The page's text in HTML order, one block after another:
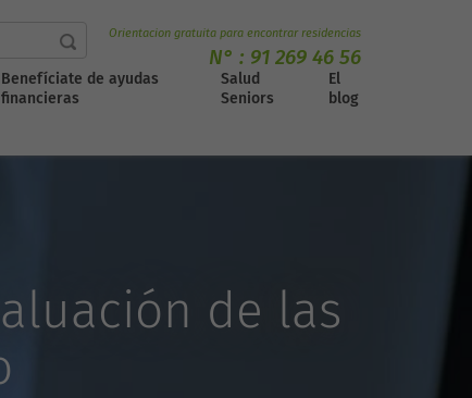
Orientacion gratuita para encontrar residencias
N° : 91 269 46 56
Benefíciate de ayudas
financieras
Salud
Seniors
El
blog
de las